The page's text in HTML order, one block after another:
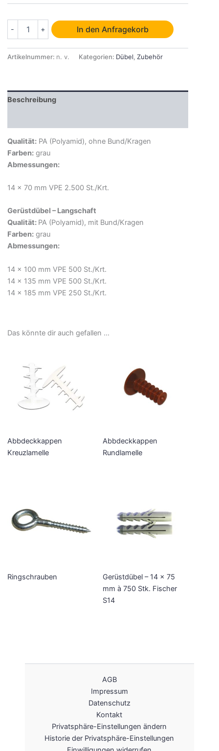
-
Menge
+ In den Anfragekorb
Artikelnummer: n. v. Kategorien: Dübel, Zubehör
Beschreibung
Qualität: PA (Polyamid), ohne Bund/Kragen
Farben: grau
Abmessungen:
14 x 70 mm VPE 2.500 St./Krt.
Gerüstdübel – Langschaft
Qualität: PA (Polyamid), mit Bund/Kragen
Farben: grau
Abmessungen:
14 x 100 mm VPE 500 St./Krt.
14 x 135 mm VPE 500 St./Krt.
14 x 185 mm VPE 250 St./Krt.
Das könnte dir auch gefallen …
Abbdeckkappen
Kreuzlamelle
Abbdeckkappen
Rundlamelle
Ringschrauben
Gerüstdübel – 14 x 75
mm à 750 Stk. Fischer
S14
AGB
Impressum
Datenschutz
Kontakt
Privatsphäre-Einstellungen ändern
Historie der Privatsphäre-Einstellungen